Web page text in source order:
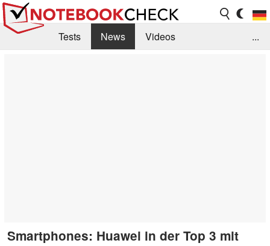
Tests News
Videos
...
Smartphones: Huawei in der Top 3 mit